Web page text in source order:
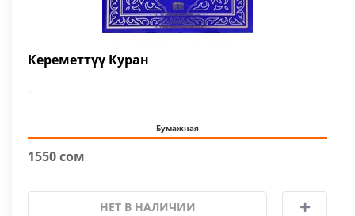
Кереметтүү Куран
-
Бумажная
1550 сом
НЕТ В НАЛИЧИИ